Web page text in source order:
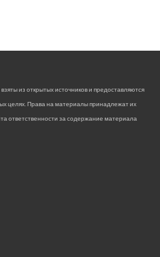
из открытых источников и предоставляются
целях. Права на материалы принадлежат их
ответственности за содержание материала